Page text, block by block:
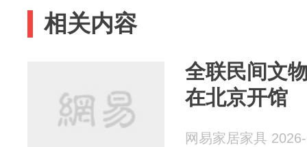
相关内容
全联民间文
在北京开馆
网易家居家具